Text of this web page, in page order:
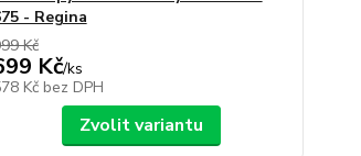
- Regina
Kč
Kč/ks
Kč bez DPH
Zvolit variantu